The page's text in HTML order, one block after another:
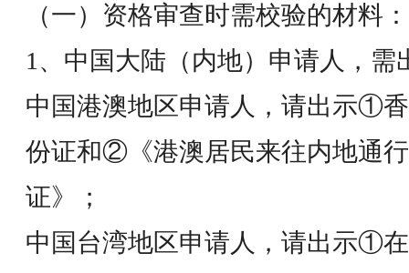
（一）资格审查时需校验的材料：
1、中国大陆（内地）申请人，需
中国港澳地区申请人，请出示①
份证和②《港澳居民来往内地通
证》；
中国台湾地区申请人，请出示①